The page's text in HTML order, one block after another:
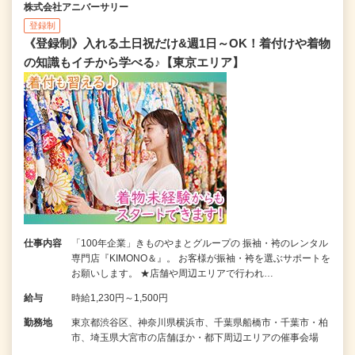
株式会社アニバーサリー
登録制
《登録制》入れる土日祝だけ&週1日～OK！着付けや着物
の知識もイチから学べる♪【東京エリア】
仕事内容
「100年企業」きものやまとグループの 振袖・袴のレンタル
専門店『KIMONO＆』。 お客様が振袖・袴を選ぶサポートを
お願いします。 ★店舗や周辺エリアで行われ…
給与 時給1,230円～1,500円
勤務地
東京都渋谷区、神奈川県横浜市、千葉県船橋市・千葉市・柏
市、埼玉県大宮市の店舗ほか・都下周辺エリアの催事会場